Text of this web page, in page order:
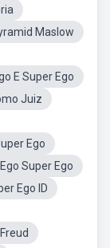
Maslow
E Super Ego
Juiz
Ego
Super Ego
Ego ID